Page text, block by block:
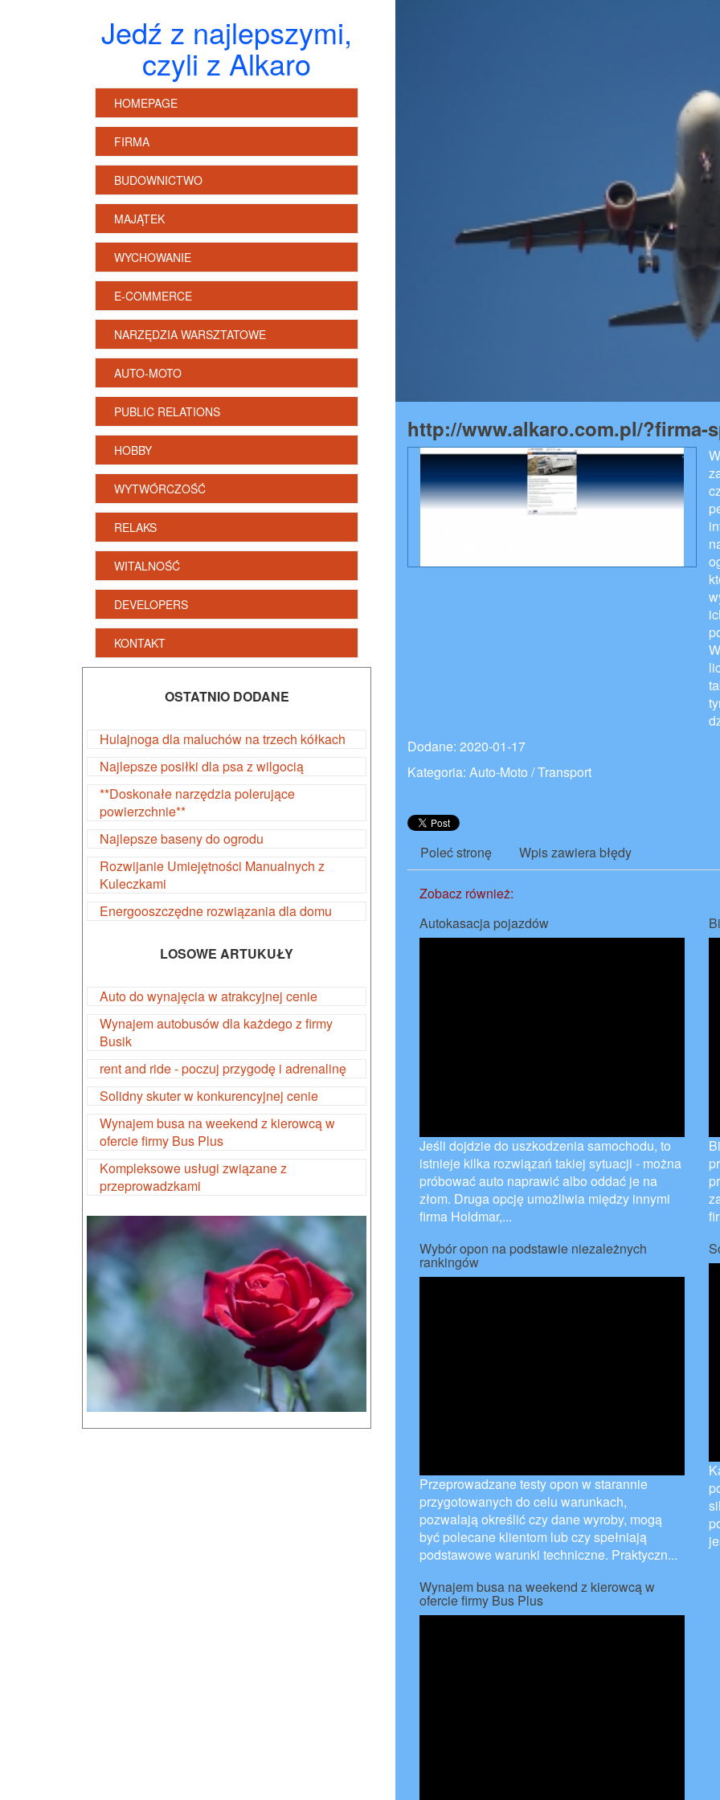
Jedź z najlepszymi,
czyli z Alkaro
HOMEPAGE
FIRMA
BUDOWNICTWO
MAJĄTEK
WYCHOWANIE
E-COMMERCE
NARZĘDZIA WARSZTATOWE
AUTO-MOTO
PUBLIC RELATIONS
HOBBY
WYTWÓRCZOŚĆ
RELAKS
WITALNOŚĆ
DEVELOPERS
KONTAKT
OSTATNIO DODANE
Hulajnoga dla maluchów na trzech kółkach
Najlepsze posiłki dla psa z wilgocią
**Doskonałe narzędzia polerujące
powierzchnie**
Najlepsze baseny do ogrodu
Rozwijanie Umiejętności Manualnych z
Kuleczkami
Energooszczędne rozwiązania dla domu
LOSOWE ARTUKUŁY
Auto do wynajęcia w atrakcyjnej cenie
Wynajem autobusów dla każdego z firmy
Busik
rent and ride - poczuj przygodę i adrenalinę
Solidny skuter w konkurencyjnej cenie
Wynajem busa na weekend z kierowcą w
ofercie firmy Bus Plus
Kompleksowe usługi związane z
przeprowadzkami
http://www.alkaro.com.pl/?firma-
Dodane: 2020-01-17
Kategoria: Auto-Moto / Transport
Poleć stronę Wpis zawiera błędy
Zobacz również:
Autokasacja pojazdów
Jeśli dojdzie do uszkodzenia samochodu, to
istnieje kilka rozwiązań takiej sytuacji - można
próbować auto naprawić albo oddać je na
złom. Druga opcję umożliwia między innymi
firma Holdmar,...
Wybór opon na podstawie niezależnych
rankingów
Przeprowadzane testy opon w starannie
przygotowanych do celu warunkach,
pozwalają określić czy dane wyroby, mogą
być polecane klientom lub czy spełniają
podstawowe warunki techniczne. Praktyczn...
Wynajem busa na weekend z kierowcą w
ofercie firmy Bus Plus